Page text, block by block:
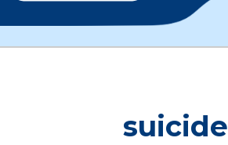
suicide